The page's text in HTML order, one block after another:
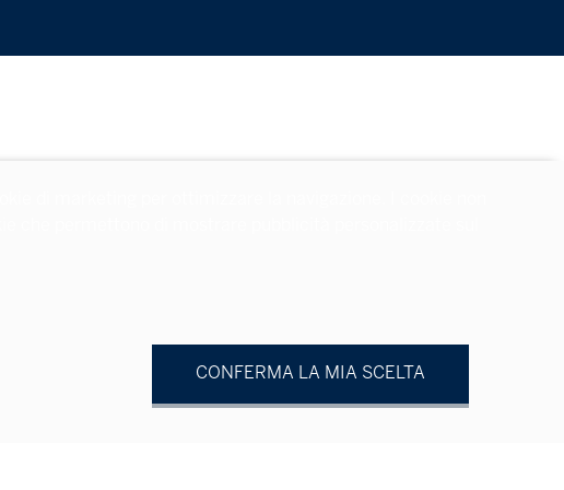
CONFERMA LA MIA SCELTA